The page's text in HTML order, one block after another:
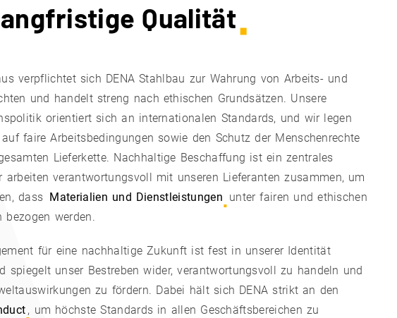
Qualität
verpflichtet sich DENA Stahlbau zur Wahrung von Arbeits- und
und handelt streng nach ethischen Grundsätzen. Unsere
orientiert sich an internationalen Standards, und wir legen
faire Arbeitsbedingungen sowie den Schutz der Menschenrechte
Lieferkette. Nachhaltige Beschaffung ist ein zentrales
arbeiten verantwortungsvoll mit unseren Lieferanten zusammen, um
dass Materialien und Dienstleistungen unter fairen und ethischen
bezogen werden.
für eine nachhaltige Zukunft ist fest in unserer Identität
spiegelt unser Bestreben wider, verantwortungsvoll zu handeln und
zu fördern. Dabei hält sich DENA strikt an den
, um höchste Standards in allen Geschäftsbereichen zu